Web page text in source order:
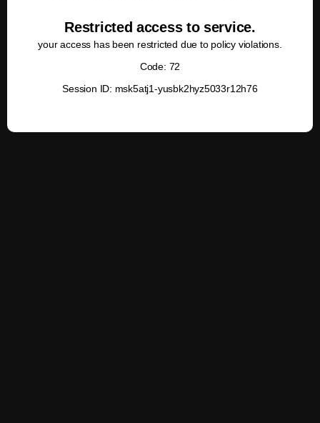
Restricted access to service.
your access has been restricted due to policy violations.
Code: 72
Session ID: msk5atj1-yusbk2hyz5033r12h76